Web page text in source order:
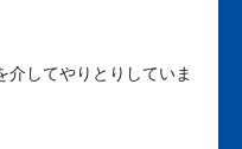
介してやりとりしていま